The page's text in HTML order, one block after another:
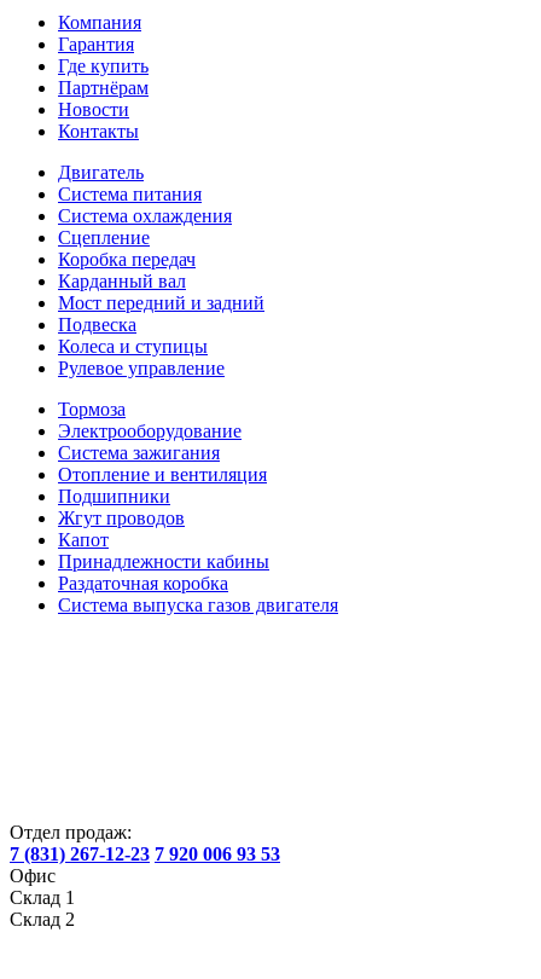
Компания
Гарантия
Где купить
Партнёрам
Новости
Контакты
Двигатель
Система питания
Система охлаждения
Сцепление
Коробка передач
Карданный вал
Мост передний и задний
Подвеска
Колеса и ступицы
Рулевое управление
Тормоза
Электрооборудование
Система зажигания
Отопление и вентиляция
Подшипники
Жгут проводов
Капот
Принадлежности кабины
Раздаточная коробка
Система выпуска газов двигателя
Отдел продаж:
7 (831) 267-12-23 7 920 006 93 53
Офис
Склад 1
Склад 2